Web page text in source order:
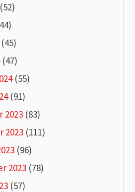
(47)
(55)
(91)
2023 (83)
2023 (111)
(96)
2023 (78)
(57)